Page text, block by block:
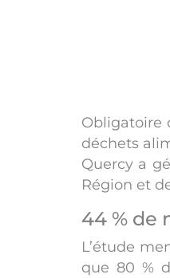
Obligatoire
déchets
Quercy a
Région et
44 % de
L’étude
que 80 %